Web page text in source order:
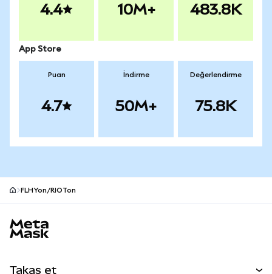
4.4 10M+ 483.8K
App Store
Puan
4.7
İndirme
50M+
Değerlendirme
75.8K
FLHYon/RIOTon
Takas et